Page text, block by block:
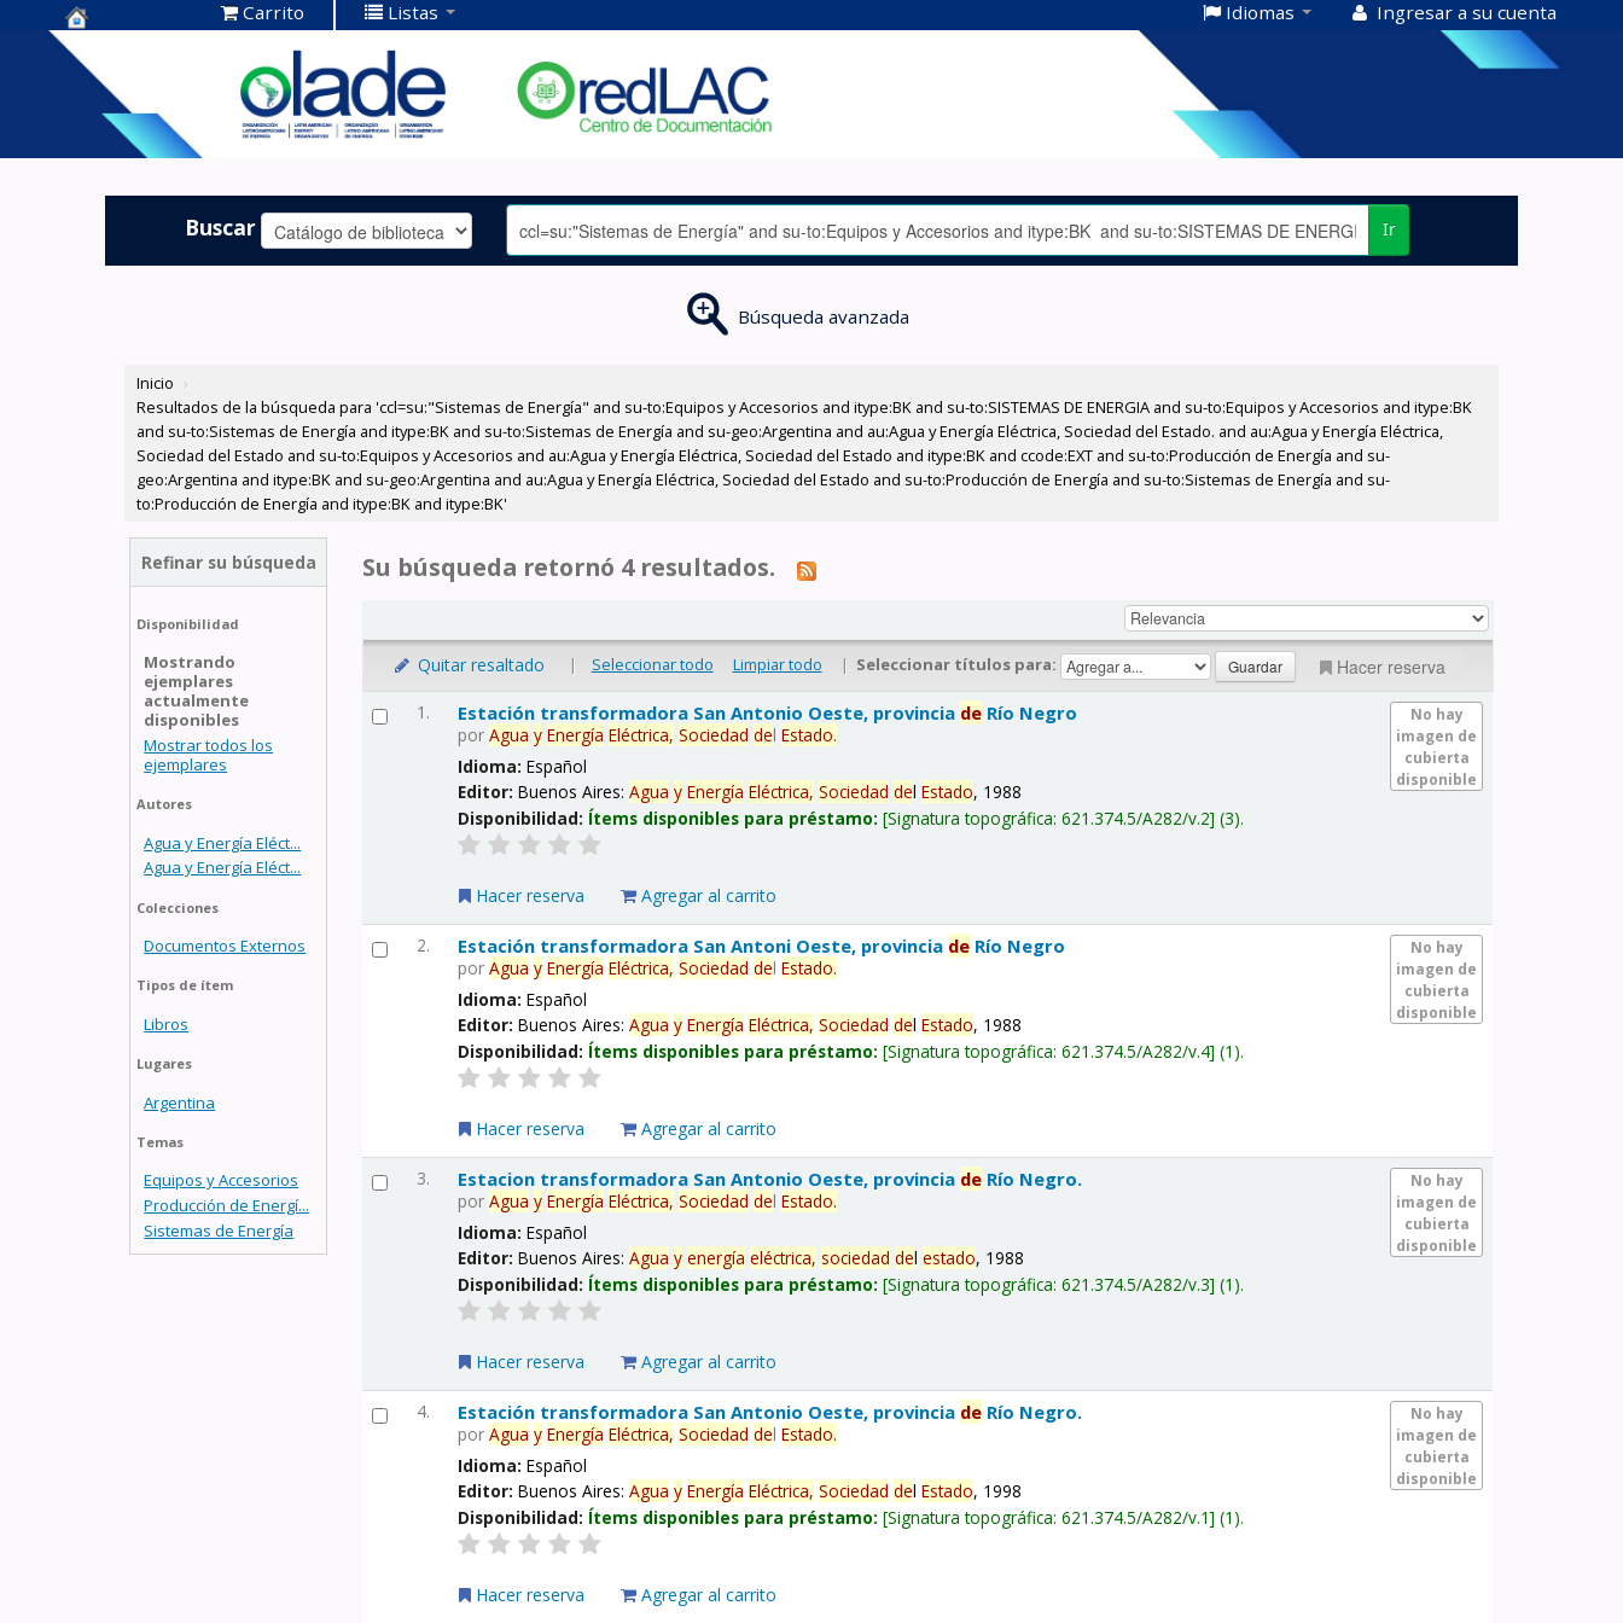
Centro de
Documentación
OLADE -
Carrito Listas Idiomas Ingresar a su cuenta
Buscar Ir
Búsqueda avanzada
Inicio ›
Resultados de la búsqueda para 'ccl=su:"Sistemas de Energía" and su-to:Equipos y Accesorios and itype:BK and su-to:SISTEMAS DE ENERGIA and su-to:Equipos y Accesorios and itype:BK
and su-to:Sistemas de Energía and itype:BK and su-to:Sistemas de Energía and su-geo:Argentina and au:Agua y Energía Eléctrica, Sociedad del Estado. and au:Agua y Energía Eléctrica,
Sociedad del Estado and su-to:Equipos y Accesorios and au:Agua y Energía Eléctrica, Sociedad del Estado and itype:BK and ccode:EXT and su-to:Producción de Energía and su-
geo:Argentina and itype:BK and su-geo:Argentina and au:Agua y Energía Eléctrica, Sociedad del Estado and su-to:Producción de Energía and su-to:Sistemas de Energía and su-
to:Producción de Energía and itype:BK and itype:BK'
Refinar su búsqueda
Disponibilidad
Mostrando
ejemplares
actualmente
disponibles
Mostrar todos los
ejemplares
Autores
Agua y Energía Eléct...
Agua y Energía Eléct...
Colecciones
Documentos Externos
Tipos de ítem
Libros
Lugares
Argentina
Temas
Equipos y Accesorios
Producción de Energí...
Sistemas de Energía
Su búsqueda retornó 4 resultados.
Quitar resaltado | Seleccionar todo Limpiar todo | Seleccionar títulos para: Hacer reserva
1.
No hay
imagen de
cubierta
disponible
Estación transformadora San Antonio Oeste, provincia de Río Negro
porAgua y Energía Eléctrica, Sociedad delEstado.
Idioma:Español
Editor:Buenos Aires:Agua y Energía Eléctrica, Sociedad delEstado, 1988
Disponibilidad: Ítems disponibles para préstamo: Signatura topográfica:621.374.5/A282/v.2 (3).
Hacer reserva Agregar al carrito
2.
No hay
imagen de
cubierta
disponible
Estación transformadora San Antoni Oeste, provincia de Río Negro
porAgua y Energía Eléctrica, Sociedad delEstado.
Idioma:Español
Editor:Buenos Aires:Agua y Energía Eléctrica, Sociedad delEstado, 1988
Disponibilidad: Ítems disponibles para préstamo: Signatura topográfica:621.374.5/A282/v.4 (1).
Hacer reserva Agregar al carrito
3.
No hay
imagen de
cubierta
disponible
Estacion transformadora San Antonio Oeste, provincia de Río Negro.
porAgua y Energía Eléctrica, Sociedad delEstado.
Idioma:Español
Editor:Buenos Aires:Agua y energía eléctrica, sociedad delestado, 1988
Disponibilidad: Ítems disponibles para préstamo: Signatura topográfica:621.374.5/A282/v.3 (1).
Hacer reserva Agregar al carrito
4.
No hay
imagen de
cubierta
disponible
Estación transformadora San Antonio Oeste, provincia de Río Negro.
porAgua y Energía Eléctrica, Sociedad delEstado.
Idioma:Español
Editor:Buenos Aires:Agua y Energía Eléctrica, Sociedad delEstado, 1998
Disponibilidad: Ítems disponibles para préstamo: Signatura topográfica:621.374.5/A282/v.1 (1).
Hacer reserva Agregar al carrito